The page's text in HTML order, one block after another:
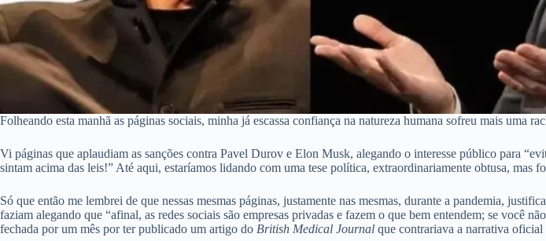
Folheando esta manhã as páginas sociais, minha já escassa confiança na natureza humana sofreu mais uma
Vi páginas que aplaudiam as sanções contra Pavel Durov e Elon Musk, alegando o interesse público para
sintam acima das leis!” Até aqui, estaríamos lidando com uma tese política, extraordinariamente obtusa, mas
Só que então me lembrei de que nessas mesmas páginas, justamente nas mesmas, durante a pandemia,
faziam alegando que “afinal, as redes sociais são empresas privadas e fazem o que bem entendem; se você
fechada por um mês por ter publicado um artigo do British Medical Journal que contrariava a narrativa oficial